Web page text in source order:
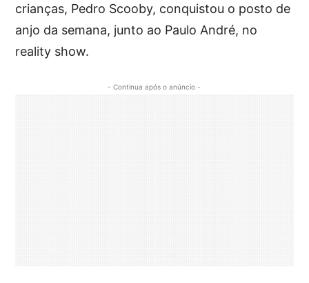
crianças, Pedro Scooby, conquistou o posto de
anjo da semana, junto ao Paulo André, no
reality show.
- Continua após o anúncio -